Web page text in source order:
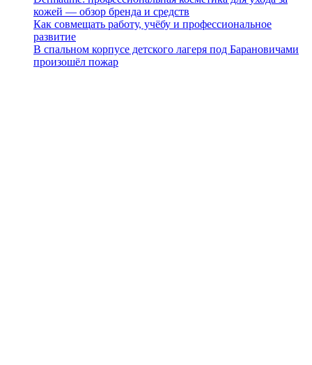
кожей — обзор бренда и средств
Как совмещать работу, учёбу и профессиональное
развитие
В спальном корпусе детского лагеря под Барановичами
произошёл пожар